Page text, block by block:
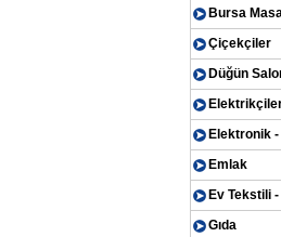
Bursa
Çiçekçiler
Düğün
Elektronik
Emlak
Ev Tekstili
Gıda